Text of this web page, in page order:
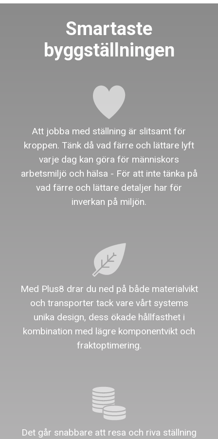
Smartaste
byggställningen
Att jobba med ställning är slitsamt för
kroppen. Tänk då vad färre och lättare lyft
varje dag kan göra för människors
arbetsmiljö och hälsa - För att inte tänka på
vad färre och lättare detaljer har för
inverkan på miljön.
Med Plus8 drar du ned på både materialvikt
och transporter tack vare vårt systems
unika design, dess ökade hållfasthet i
kombination med lägre komponentvikt och
fraktoptimering.
Det går snabbare att resa och riva ställning